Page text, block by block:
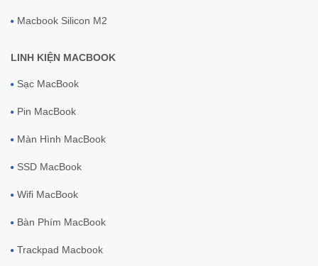
Macbook Silicon M2
LINH KIỆN MACBOOK
Sạc MacBook
Pin MacBook
Màn Hình MacBook
SSD MacBook
Wifi MacBook
Bàn Phím MacBook
Trackpad Macbook